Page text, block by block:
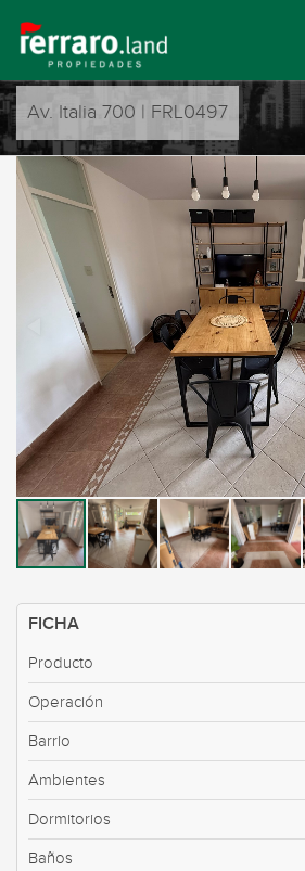
Av. Italia 700 | FRL0497
FICHA
Producto
Operación
Barrio
Ambientes
Dormitorios
Baños